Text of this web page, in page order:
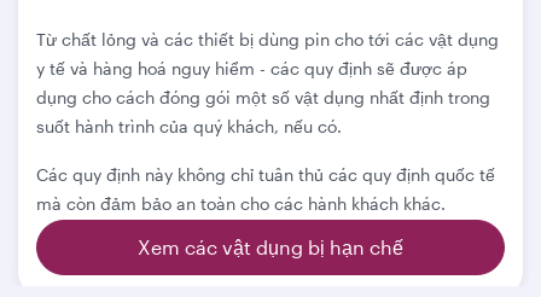
Từ chất lỏng và các thiết bị dùng pin cho tới các vật dụng
y tế và hàng hoá nguy hiểm - các quy định sẽ được áp
dụng cho cách đóng gói một số vật dụng nhất định trong
suốt hành trình của quý khách, nếu có.
Các quy định này không chỉ tuân thủ các quy định quốc tế
mà còn đảm bảo an toàn cho các hành khách khác.
Xem các vật dụng bị hạn chế